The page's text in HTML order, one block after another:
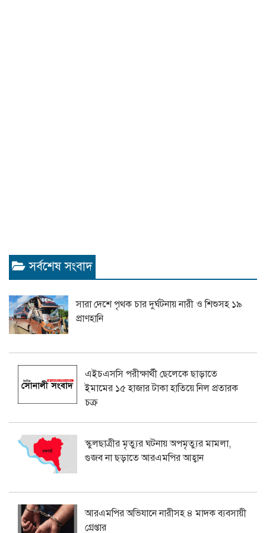
সর্বশেষ সংবাদ
সারা দেশে পৃথক চার দুর্ঘটনায় নারী ও শিশুসহ ১৯
প্রাণহানি
এইচএসসি পরীক্ষার্থী ছেলেকে ছাড়াতে
ইমামের ১৫ হাজার টাকা হাতিয়ে নিল প্রতারক
চক্র
স্কুলছাত্রীর মৃত্যুর ঘটনায় অপমৃত্যুর মামলা,
গুজব না ছড়াতে আরএমপির আহ্বান
আরএমপির অভিযানে নারীসহ ৪ মাদক ব্যবসায়ী
গ্রেপ্তার